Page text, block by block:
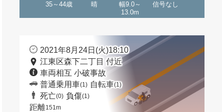
35～44歳 晴
幅9.0～
13.0m
信号なし
2021年8月24日(火)18:10
江東区森下二丁目 付近
車両相互 小破事故
普通乗用車(1) 自転車(1)
死亡(0) 負傷(1)
距離151m